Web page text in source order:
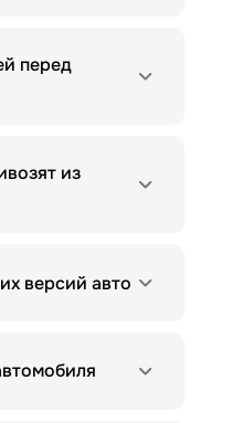
перед
из
версий авто